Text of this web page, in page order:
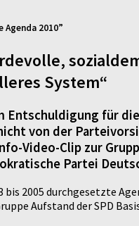
2010”
System“
Entschuldigung für
von der
Video-Clip zur
Partei
bis 2005 durchgesetzte
Aufstand der SPD